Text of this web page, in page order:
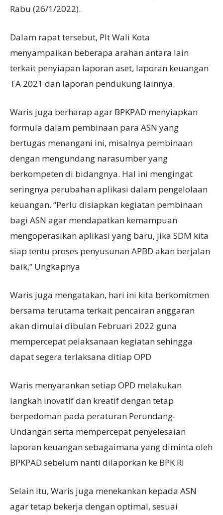
Rabu (26/1/2022).
Dalam rapat tersebut, Plt Wali Kota
menyampaikan beberapa arahan antara lain
terkait penyiapan laporan aset, laporan keuangan
TA 2021 dan laporan pendukung lainnya.
Waris juga berharap agar BPKPAD menyiapkan
formula dalam pembinaan para ASN yang
bertugas menangani ini, misalnya pembinaan
dengan mengundang narasumber yang
berkompeten di bidangnya. Hal ini mengingat
seringnya perubahan aplikasi dalam pengelolaan
keuangan. “Perlu disiapkan kegiatan pembinaan
bagi ASN agar mendapatkan kemampuan
mengoperasikan aplikasi yang baru, jika SDM kita
siap tentu proses penyusunan APBD akan berjalan
baik,” Ungkapnya
Waris juga mengatakan, hari ini kita berkomitmen
bersama terutama terkait pencairan anggaran
akan dimulai dibulan Februari 2022 guna
mempercepat pelaksanaan kegiatan sehingga
dapat segera terlaksana ditiap OPD
Waris menyarankan setiap OPD melakukan
langkah inovatif dan kreatif dengan tetap
berpedoman pada peraturan Perundang-
Undangan serta mempercepat penyelesaian
laporan keuangan sebagaimana yang diminta oleh
BPKPAD sebelum nanti dilaporkan ke BPK RI
Selain itu, Waris juga menekankan kepada ASN
agar tetap bekerja dengan optimal, sesuai